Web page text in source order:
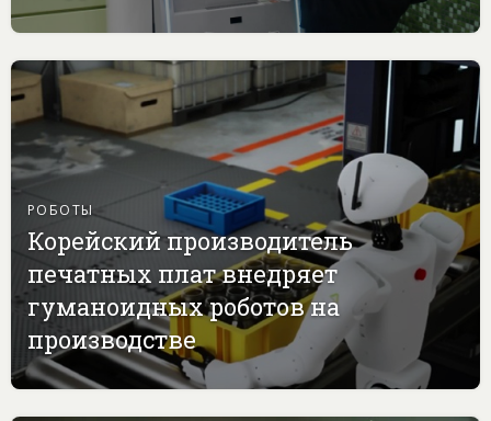
РОБОТЫ
Корейский производитель
печатных плат внедряет
гуманоидных роботов на
производстве